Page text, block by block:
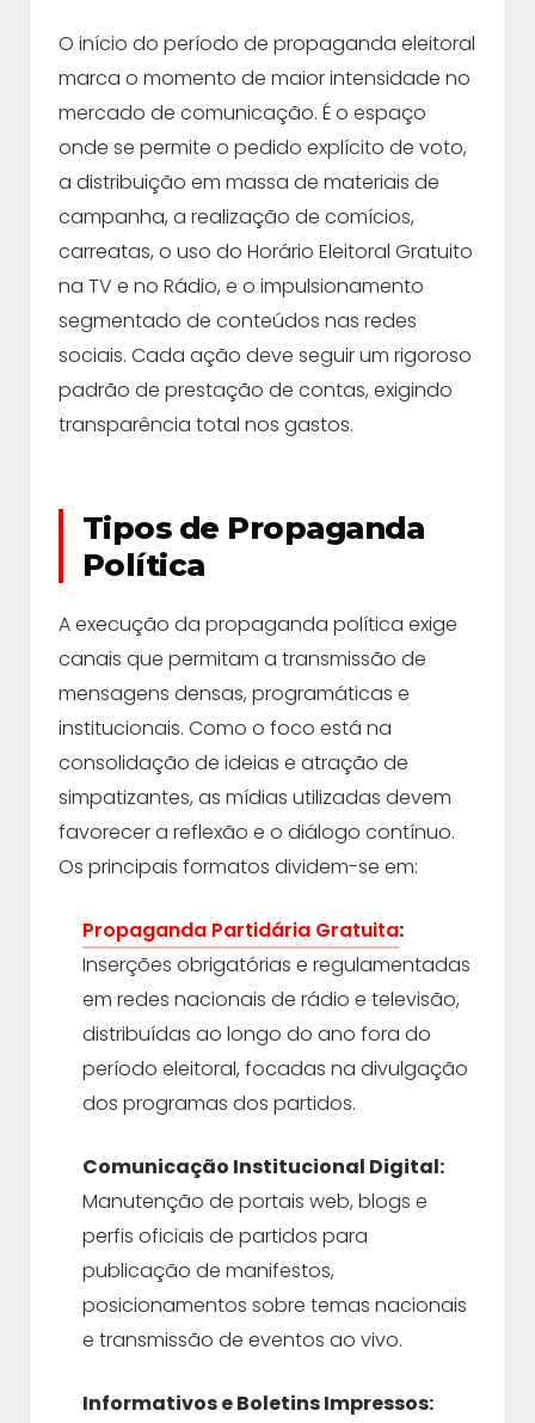
O início do período de propaganda eleitoral
marca o momento de maior intensidade no
mercado de comunicação. É o espaço
onde se permite o pedido explícito de voto,
a distribuição em massa de materiais de
campanha, a realização de comícios,
carreatas, o uso do Horário Eleitoral Gratuito
na TV e no Rádio, e o impulsionamento
segmentado de conteúdos nas redes
sociais. Cada ação deve seguir um rigoroso
padrão de prestação de contas, exigindo
transparência total nos gastos.
Tipos de Propaganda
Política
A execução da propaganda política exige
canais que permitam a transmissão de
mensagens densas, programáticas e
institucionais. Como o foco está na
consolidação de ideias e atração de
simpatizantes, as mídias utilizadas devem
favorecer a reflexão e o diálogo contínuo.
Os principais formatos dividem-se em:
Propaganda Partidária Gratuita:
Inserções obrigatórias e regulamentadas
em redes nacionais de rádio e televisão,
distribuídas ao longo do ano fora do
período eleitoral, focadas na divulgação
dos programas dos partidos.
Comunicação Institucional Digital:
Manutenção de portais web, blogs e
perfis oficiais de partidos para
publicação de manifestos,
posicionamentos sobre temas nacionais
e transmissão de eventos ao vivo.
Informativos e Boletins Impressos: